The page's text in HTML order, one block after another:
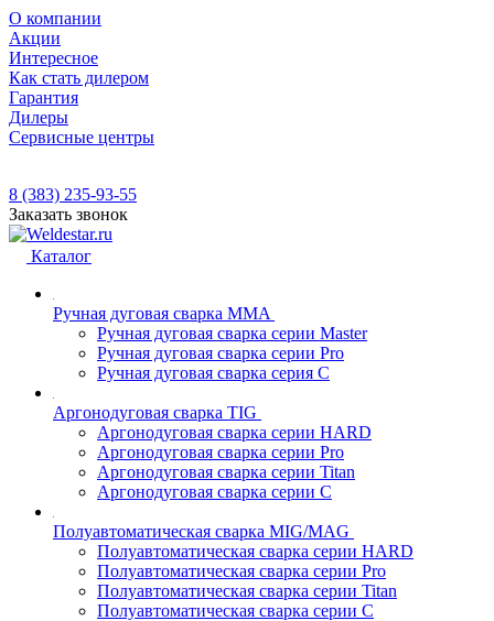
О компании
Акции
Интересное
Как стать дилером
Гарантия
Дилеры
Сервисные центры
8 (383) 235-93-55
Заказать звонок
Каталог
Ручная дуговая сварка MMA
Ручная дуговая сварка серии Master
Ручная дуговая сварка серии Pro
Ручная дуговая сварка серия С
Аргонодуговая сварка TIG
Аргонодуговая сварка серии HARD
Аргонодуговая сварка серии Pro
Аргонодуговая сварка серии Titan
Аргонодуговая сварка серии С
Полуавтоматическая сварка MIG/MAG
Полуавтоматическая сварка серии HARD
Полуавтоматическая сварка серии Pro
Полуавтоматическая сварка серии Titan
Полуавтоматическая сварка серии С